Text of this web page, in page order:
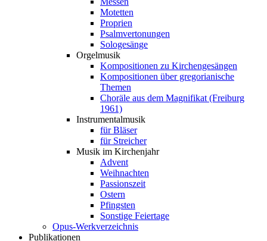
Motetten
Proprien
Psalmvertonungen
Sologesänge
Orgelmusik
Kompositionen zu Kirchengesängen
Kompositionen über gregorianische
Themen
Choräle aus dem Magnifikat (Freiburg
1961)
Instrumentalmusik
für Bläser
für Streicher
Musik im Kirchenjahr
Advent
Weihnachten
Passionszeit
Ostern
Pfingsten
Sonstige Feiertage
Opus-Werkverzeichnis
Publikationen